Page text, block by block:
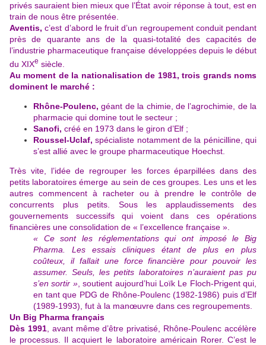
privés sauraient bien mieux que l’État avoir réponse à tout, est en
train de nous être présentée.
Aventis, c’est d’abord le fruit d’un regroupement conduit pendant
près de quarante ans de la quasi-totalité des capacités de
l’industrie pharmaceutique française développées depuis le début
du XIXe siècle.
Au moment de la nationalisation de 1981, trois grands noms
dominent le marché :
Rhône-Poulenc, géant de la chimie, de l’agrochimie, de la
pharmacie qui domine tout le secteur ;
Sanofi, créé en 1973 dans le giron d’Elf ;
Roussel-Uclaf, spécialiste notamment de la pénicilline, qui
s’est allié avec le groupe pharmaceutique Hoechst.
Très vite, l’idée de regrouper les forces éparpillées dans des
petits laboratoires émerge au sein de ces groupes. Les uns et les
autres commencent à racheter ou à prendre le contrôle de
concurrents plus petits. Sous les applaudissements des
gouvernements successifs qui voient dans ces opérations
financières une consolidation de « l’excellence française ».
« Ce sont les réglementations qui ont imposé le Big
Pharma. Les essais cliniques étant de plus en plus
coûteux, il fallait une force financière pour pouvoir les
assumer. Seuls, les petits laboratoires n’auraient pas pu
s’en sortir », soutient aujourd’hui Loïk Le Floch-Prigent qui,
en tant que PDG de Rhône-Poulenc (1982-1986) puis d’Elf
(1989-1993), fut à la manœuvre dans ces regroupements.
Un Big Pharma français
Dès 1991, avant même d’être privatisé, Rhône-Poulenc accélère
le processus. Il acquiert le laboratoire américain Rorer. C’est le